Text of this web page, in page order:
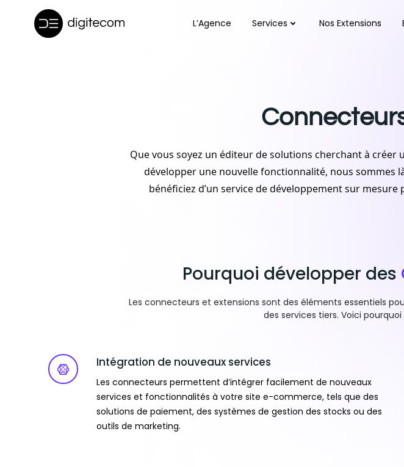
contenu
L’Agence Services Nos Extensions
Que vous soyez un éditeur de solutions cherchant à
développer une nouvelle fonctionnalité, nous sommes
bénéficiez d’un service de développement sur mesure
Pourquoi développer des
Les connecteurs et extensions sont des éléments essentiels
des services tiers. Voici
Intégration de nouveaux services
Les connecteurs permettent d’intégrer facilement de nouveaux
services et fonctionnalités à votre site e-commerce, tels que des
solutions de paiement, des systèmes de gestion des stocks ou des
outils de marketing.